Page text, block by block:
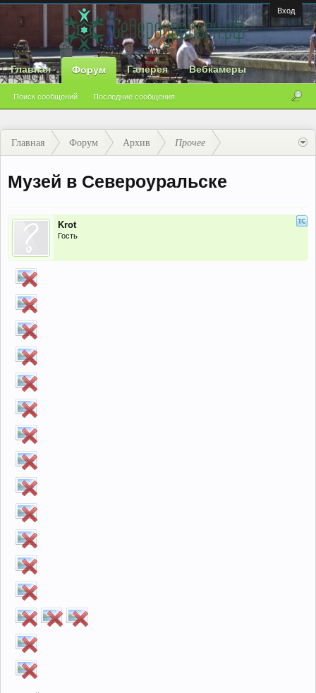
Вход
Главная Форум
Поиск сообщений Последние сообщения
Галерея Вебкамеры
Главная Форум Архив Прочее
Музей в Североуральске
Krot
Гость